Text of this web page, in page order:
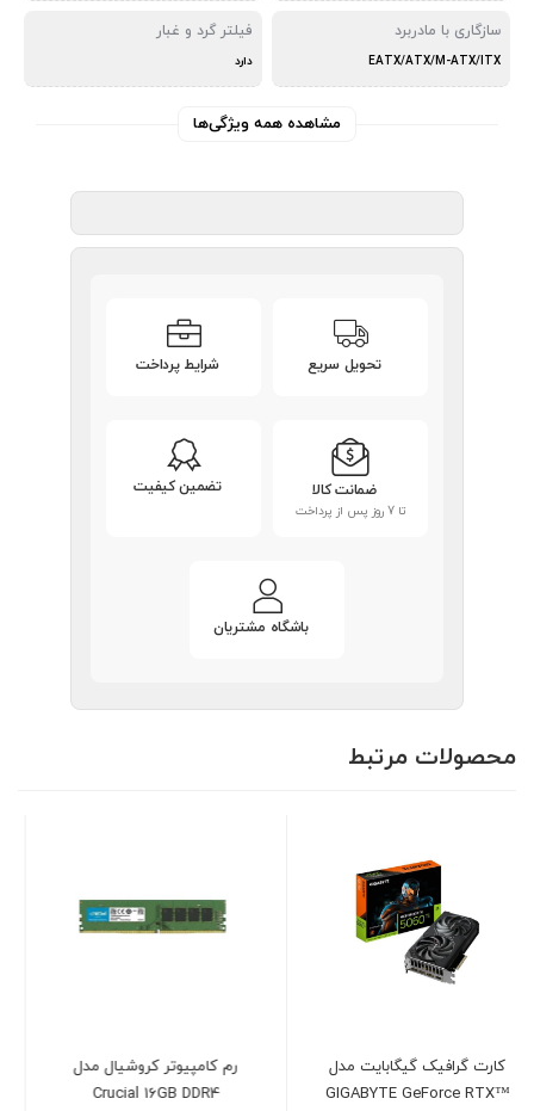
سازگاری با مادربرد
EATX/ATX/M-ATX/ITX
فیلتر گرد و غبار
دارد
مشاهده همه ویژگی‌ها
تحویل سریع شرایط پرداخت
ضمانت کالا
تا 7 روز پس از پرداخت
تضمین کیفیت
باشگاه مشتریان
محصولات مرتبط
رم کامپیوتر کروشیال مدل
Crucial 16GB DDR4
فن خنک کننده سی پی یو